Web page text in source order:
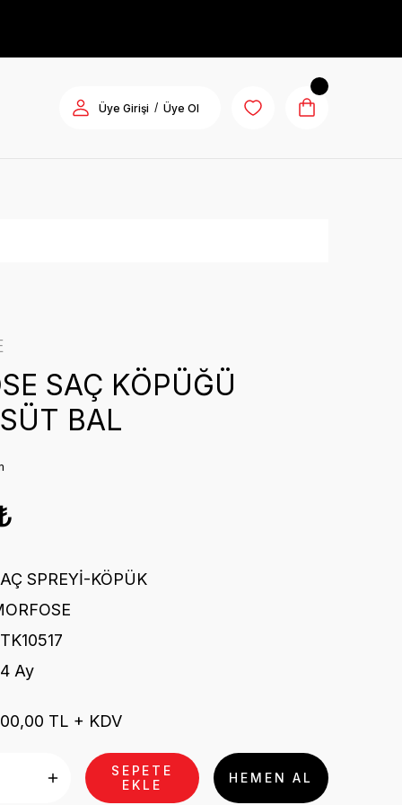
Üye Girişi / Üye Ol
SAÇ KÖPÜĞÜ
BAL
SPREYİ-KÖPÜK
Ay
TL + KDV
SEPETE
EKLE
HEMEN AL